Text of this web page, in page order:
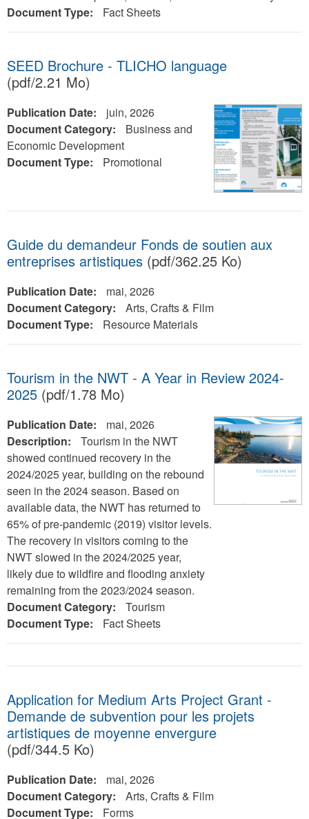
Document Type:
Fact Sheets
SEED Brochure - TLICHO language
(pdf/2.21 Mo)
Publication Date:
juin, 2026
Document Category:
Business and
Economic Development
Document Type:
Promotional
Guide du demandeur Fonds de soutien aux
entreprises artistiques (pdf/362.25 Ko)
Publication Date:
mai, 2026
Document Category:
Arts, Crafts & Film
Document Type:
Resource Materials
Tourism in the NWT - A Year in Review 2024-
2025 (pdf/1.78 Mo)
Publication Date:
mai, 2026
Description:
Tourism in the NWT
showed continued recovery in the
2024/2025 year, building on the rebound
seen in the 2024 season. Based on
available data, the NWT has returned to
65% of pre-pandemic (2019) visitor levels.
The recovery in visitors coming to the
NWT slowed in the 2024/2025 year,
likely due to wildfire and flooding anxiety
remaining from the 2023/2024 season.
Document Category:
Tourism
Document Type:
Fact Sheets
Application for Medium Arts Project Grant -
Demande de subvention pour les projets
artistiques de moyenne envergure
(pdf/344.5 Ko)
Publication Date:
mai, 2026
Document Category:
Arts, Crafts & Film
Document Type:
Forms